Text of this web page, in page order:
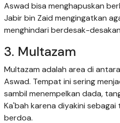
Aswad bisa menghapuskan
Jabir bin Zaid mengingatkan
menghindari berdesak-
3. Multazam
Multazam adalah area di
Aswad. Tempat ini sering
sambil menempelkan dada,
Ka'bah karena diyakini
berdoa.